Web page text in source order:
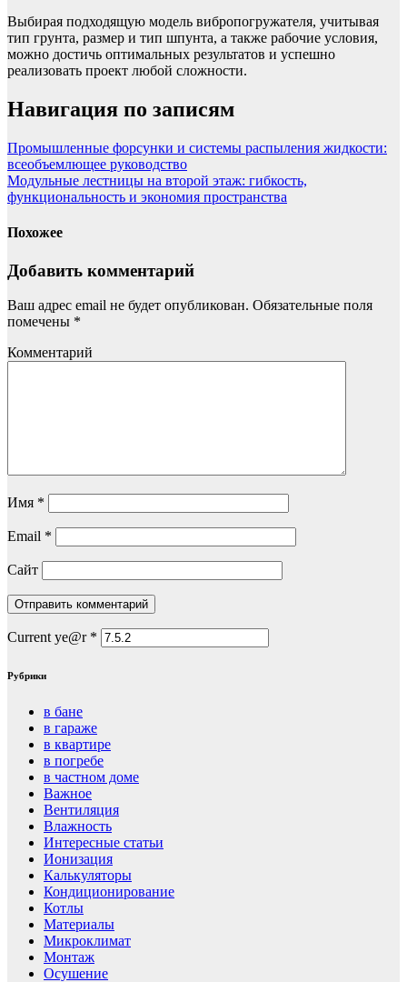
Выбирая подходящую модель вибропогружателя, учитывая
тип грунта, размер и тип шпунта, а также рабочие условия,
можно достичь оптимальных результатов и успешно
реализовать проект любой сложности.
Навигация по записям
Промышленные форсунки и системы распыления жидкости:
всеобъемлющее руководство
Модульные лестницы на второй этаж: гибкость,
функциональность и экономия пространства
Похожее
Добавить комментарий
Ваш адрес email не будет опубликован. Обязательные поля
помечены *
Комментарий
Имя *
Email *
Сайт
Current ye@r *
Рубрики
в бане
в гараже
в квартире
в погребе
в частном доме
Важное
Вентиляция
Влажность
Интересные статьи
Ионизация
Калькуляторы
Кондиционирование
Котлы
Материалы
Микроклимат
Монтаж
Осушение